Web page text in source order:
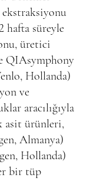
hafta süreyle
üretici
QIAsymphony
Hollanda)
ve
aracılığıyla
asit ürünleri,
Almanya)
Hollanda)
bir tüp